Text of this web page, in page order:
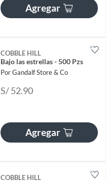
Agregar
COBBLE HILL
Bajo las estrellas - 500 Pzs
Por Gandalf Store & Co
S/ 52.90
Agregar
COBBLE HILL